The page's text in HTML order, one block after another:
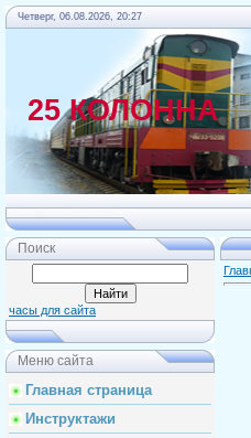
Четверг, 06.08.2026, 20:27
25 КОЛОННА
Поиск
часы для сайта
Меню сайта
Главная страница
Инструктажи